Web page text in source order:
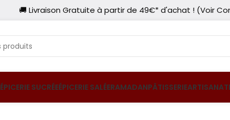
🚚 Livraison Gratuite à partir de 49€* d'achat ! (Voir
ÉPICERIE SUCRÉEÉPICERIE SALÉERAMADANPÂTISSERIEARTISANAT